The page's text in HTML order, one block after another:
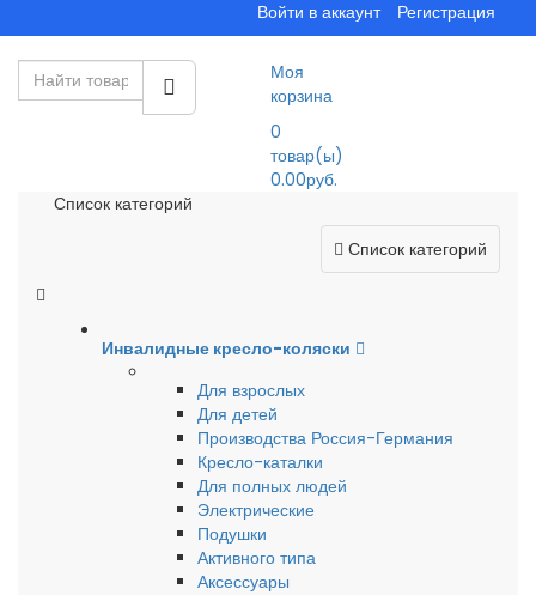
Войти в аккаунт Регистрация
Моя
корзина
0
товар(ы)
0.00руб.
Список категорий
Список категорий
Инвалидные кресло-коляски
Для взрослых
Для детей
Производства Россия-Германия
Кресло-каталки
Для полных людей
Электрические
Подушки
Активного типа
Аксессуары